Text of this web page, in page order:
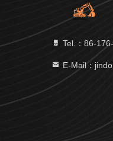
Tel.：86-
E-Mail：